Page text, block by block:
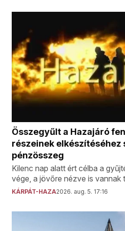
Összegyűlt a Hazajáró
részeinek elkészítéséhez
pénzösszeg
Kilenc nap alatt ért célba a
vége, a jövőre nézve is vannak
KÁRPÁT-HAZA2026. aug. 5. 17:16